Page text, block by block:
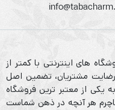
های اینترنتی با کمتر از
مشتریان، تضمین اصل
یکی از معتبر ترین فروشگاه
هر آنچه در ذهن شماست